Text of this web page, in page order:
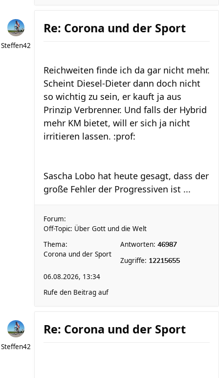
Steffen42
Re: Corona und der Sport
Reichweiten finde ich da gar nicht mehr.
Scheint Diesel-Dieter dann doch nicht
so wichtig zu sein, er kauft ja aus
Prinzip Verbrenner. Und falls der Hybrid
mehr KM bietet, will er sich ja nicht
irritieren lassen. :prof:
Sascha Lobo hat heute gesagt, dass der
große Fehler der Progressiven ist ...
Forum:
Off-Topic: Über Gott und die Welt
Thema:
Corona und der Sport
Antworten: 46987
Zugriffe: 12215655
06.08.2026, 13:34
Rufe den Beitrag auf
Steffen42
Re: Corona und der Sport